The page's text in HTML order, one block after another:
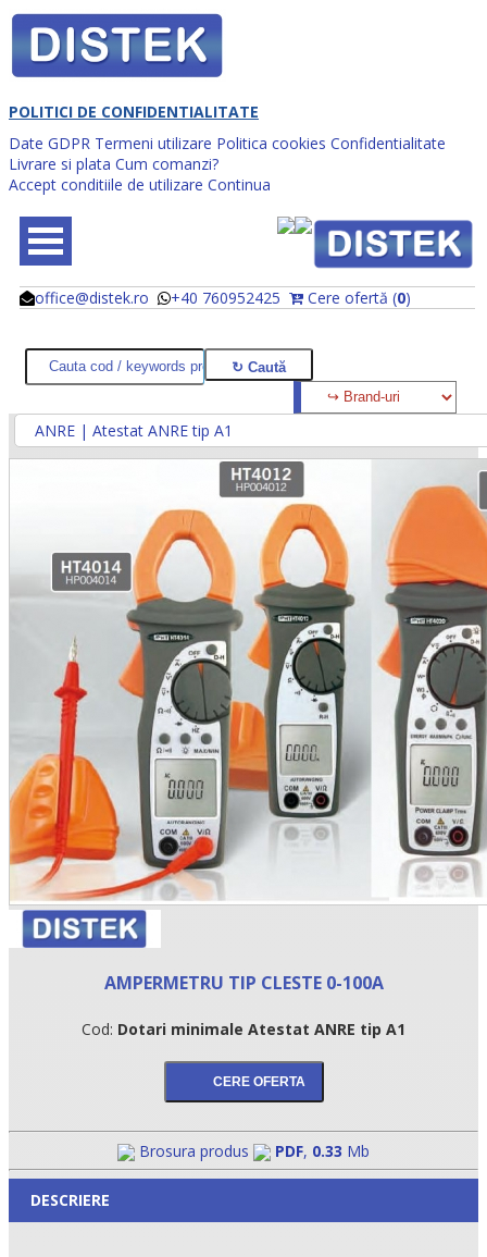
POLITICI DE CONFIDENTIALITATE
Date GDPR Termeni utilizare Politica cookies Confidentialitate
Livrare si plata Cum comanzi?
Accept conditiile de utilizare Continua
office@distek.ro +40 760952425 Cere ofertă (0)
@
@
•
•
•
ANRE | Atestat ANRE tip A1
AMPERMETRU TIP CLESTE 0-100A
Cod: Dotari minimale Atestat ANRE tip A1
Brosura produs PDF, 0.33 Mb
DESCRIERE